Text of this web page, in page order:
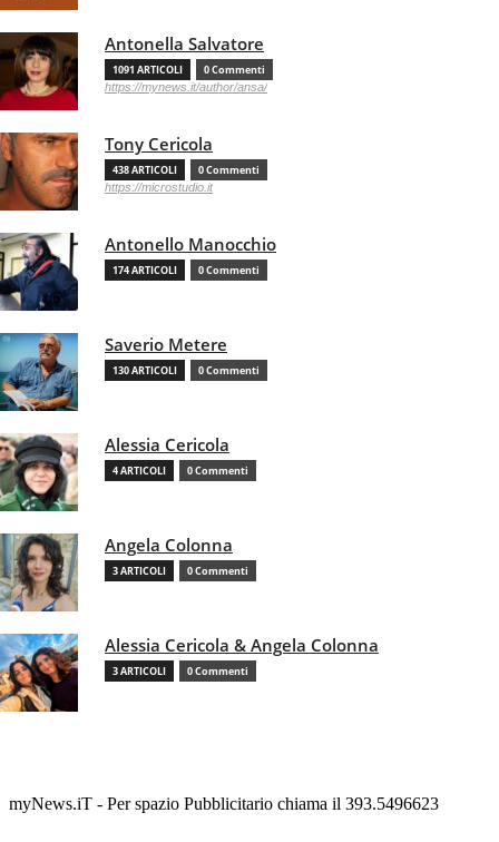
Antonella Salvatore
1091 ARTICOLI 0 Commenti
https://mynews.it/author/ansa/
Tony Cericola
438 ARTICOLI 0 Commenti
https://microstudio.it
Antonello Manocchio
174 ARTICOLI 0 Commenti
Saverio Metere
130 ARTICOLI 0 Commenti
Alessia Cericola
4 ARTICOLI 0 Commenti
Angela Colonna
3 ARTICOLI 0 Commenti
Alessia Cericola & Angela Colonna
3 ARTICOLI 0 Commenti
myNews.iT - Per spazio Pubblicitario chiama il 393.5496623